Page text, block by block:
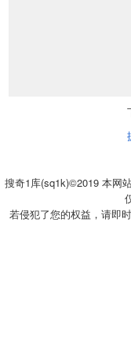
搜奇1库(sq1k)©2019 本网
若侵犯了您的权益，请即